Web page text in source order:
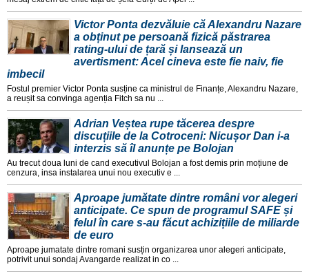
Victor Ponta dezvăluie că Alexandru Nazare
a obținut pe persoană fizică păstrarea
rating-ului de țară și lansează un
avertisment: Acel cineva este fie naiv, fie
imbecil
Fostul premier Victor Ponta susține ca ministrul de Finanțe, Alexandru Nazare,
a reușit sa convinga agenția Fitch sa nu ...
Adrian Veștea rupe tăcerea despre
discuțiile de la Cotroceni: Nicușor Dan i-a
interzis să îl anunțe pe Bolojan
Au trecut doua luni de cand executivul Bolojan a fost demis prin moțiune de
cenzura, insa instalarea unui nou executiv e ...
Aproape jumătate dintre români vor alegeri
anticipate. Ce spun de programul SAFE și
felul în care s-au făcut achizițiile de miliarde
de euro
Aproape jumatate dintre romani susțin organizarea unor alegeri anticipate,
potrivit unui sondaj Avangarde realizat in co ...